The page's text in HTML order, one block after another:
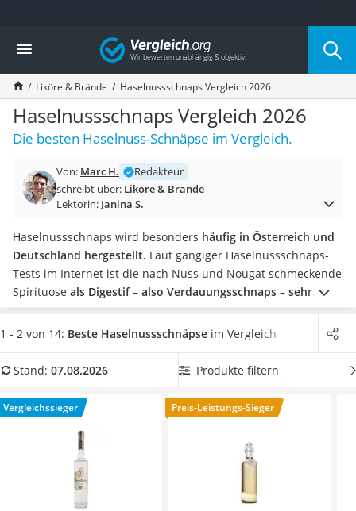
Die beliebtesten Vergleiche nach Kategorie
Lebensmittel
Schwarzkümmelöl
Knäckebrot
Schwarzkümmelöl-Kapseln
Manukahonig
Eiklar
Balsamico-Essig
Schwarzkümmelöl bio
Honig
Gemüsebrühe
Eiskaffee-Pulver
Irischer Whiskey
Grapefruitkernextrakt
Matcha-Set
MCT-Öl
Erythrit
Müsli ohne Zuckerzusatz
Vergleich
Liköre & Brände Haselnussschnaps Vergleich 2026
Haselnussschnaps Vergleich 2026
Die besten Haselnuss-Schnäpse im Vergleich.
Von: Marc H.
Redakteur
schreibt über: Liköre & Brände
Lektorin: Janina S.
Haselnussschnaps wird besonders häufig in Österreich und
Deutschland hergestellt. Laut gängiger Haselnussschnaps-
Tests im Internet ist die nach Nuss und Nougat schmeckende
Spirituose als Digestif – also Verdauungsschnaps – sehr
beliebtund wird in einheimischen Restaurants gerne
serviert. Getrunken wird der Haselnussschnaps wie auch
Aromen bestmöglich entfalten.Suchen Sie sich jetzt einen
Vergleichstabelle, um diesen auch gut verschenken zu
können. Überzeugt hat uns hier im August 2026 besonders
Penninger Haselnuss Spirituose
Eigenschaften.
1 - 2 von 14: Beste Haselnussschnäpse im Vergleich
Stand: 07.08.2026 Produkte filtern
Vergleichssieger Preis-Leistungs-Sieger